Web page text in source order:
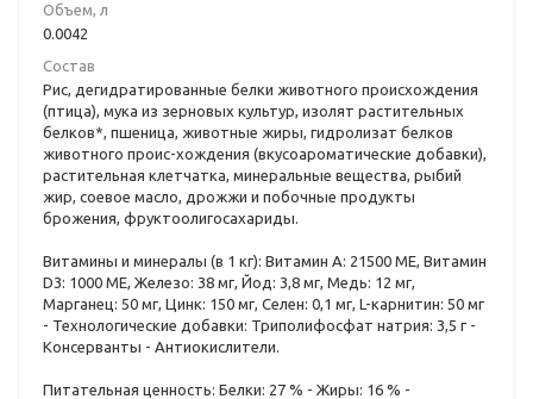
Объем, л
0.0042
Состав
Рис, дегидратированные белки животного происхождения
(птица), мука из зерновых культур, изолят растительных
белков*, пшеница, животные жиры, гидролизат белков
животного проис-хождения (вкусоароматические добавки),
растительная клетчатка, минеральные вещества, рыбий
жир, соевое масло, дрожжи и побочные продукты
брожения, фруктоолигосахариды.
Витамины и минералы (в 1 кг): Витамин A: 21500 ME, Витамин
D3: 1000 ME, Железо: 38 мг, Йод: 3,8 мг, Медь: 12 мг,
Марганец: 50 мг, Цинк: 150 мг, Ceлeн: 0,1 мг, L-карнитин: 50 мг
- Технологические добавки: Триполифосфат натрия: 3,5 г -
Консерванты - Антиокислители.
Питательная ценность: Белки: 27 % - Жиры: 16 % -